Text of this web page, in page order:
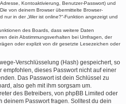
Kontoaktivierung, Benutzer-Passwort) und
von deinem Browser übermittelte Browser-
nur in der „Wer ist online?“-Funktion angezeigt und
des Boards, dass weitere Daten
dein Abstimmungsverhalten bei Umfragen, der
oder explizit von dir gesetzte Lesezeichen oder
Verschlüsselung (Hash) gespeichert, so
empfohlen, dieses Passwort nicht auf einer
Das Passwort ist dein Schlüssel zu
also geh mit ihm sorgsam um.
des Betreibers, von phpBB Limited oder
deinem Passwort fragen. Solltest du dein